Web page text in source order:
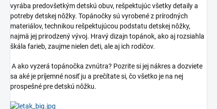
vyrába predovšetkým detskú obuv, rešpektujúc všetky detaily a
potreby detskej nôžky. Topánočky sú vyrobené z prírodných
materiálov, technikou rešpektujúcou podstatu detskej nôžky,
najmä jej prirodzený vývoj. Hravý dizajn topánok, ako aj rozsiahla
škála farieb, zaujme nielen deti, ale aj ich rodičov.
A ako vyzerá topánočka zvnútra? Pozrite si jej nákres a dozviete
sa aké je príjemné nosiť ju a prečítate si, čo všetko je na nej
prospešné pre detskú nôžku.